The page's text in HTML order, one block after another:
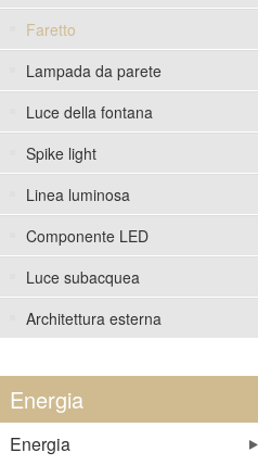
Faretto
Lampada da parete
Luce della fontana
Spike light
Linea luminosa
Componente LED
Luce subacquea
Architettura esterna
Energia
Energia